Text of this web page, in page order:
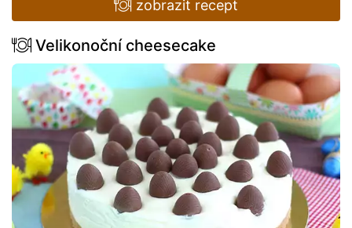
zobrazit recept
Velikonoční cheesecake